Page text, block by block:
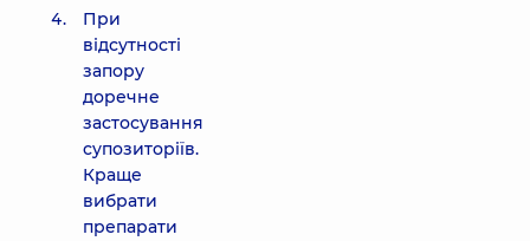
При
відсутності
запору
доречне
застосування
супозиторіїв.
Краще
вибрати
препарати